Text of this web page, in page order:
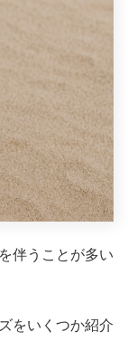
伴うことが多い
をいくつか紹介